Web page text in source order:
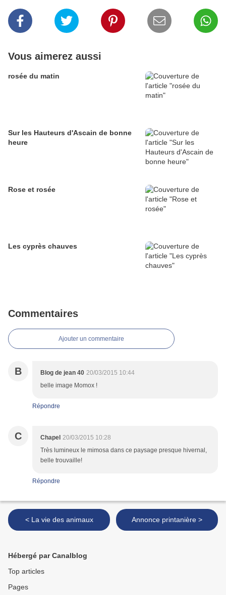
Vous aimerez aussi
rosée du matin
Sur les Hauteurs d'Ascain de bonne
heure
Rose et rosée
Les cyprès chauves
Commentaires
Ajouter un commentaire
B Blog de jean 40 20/03/2015 10:44
belle image Momox !
Répondre
C Chapel 20/03/2015 10:28
Très lumineux le mimosa dans ce paysage presque hivernal,
belle trouvaille!
Répondre
< La vie des animaux Annonce printanière >
Hébergé par Canalblog
Top articles
Pages